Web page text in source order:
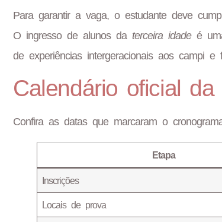
Para garantir a vaga, o estudante deve
O ingresso de alunos da terceira idadeé
de experiências intergeracionais aos campi e
Calendário oficial da
Confira as datas que marcaram o
Etapa
Inscrições
Locais de prova